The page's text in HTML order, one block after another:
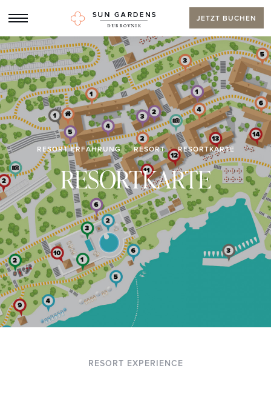
JETZT BUCHEN
RESORT ERFAHRUNG RESORT RESORTKARTE
RESORTKARTE
RESORT EXPERIENCE